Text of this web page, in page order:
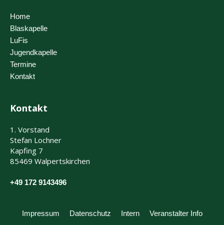
Home
Blaskapelle
LuFis
Jugendkapelle
Termine
Kontakt
Kontakt
1. Vorstand
Stefan Lochner
Kapfing 7
85469 Walpertskirchen
+49 172 9143496
Impressum Datenschutz Intern Veranstalter Info